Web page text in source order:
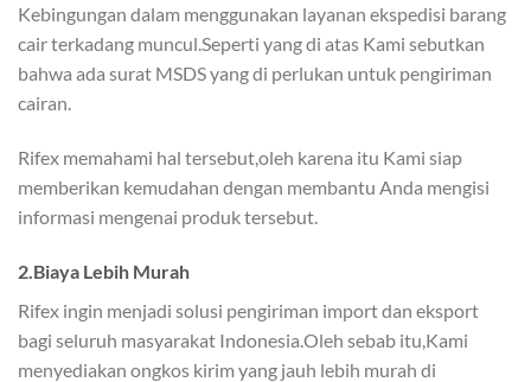
Kebingungan dalam menggunakan layanan ekspedisi barang
cair terkadang muncul.Seperti yang di atas Kami sebutkan
bahwa ada surat MSDS yang di perlukan untuk pengiriman
cairan.
Rifex memahami hal tersebut,oleh karena itu Kami siap
memberikan kemudahan dengan membantu Anda mengisi
informasi mengenai produk tersebut.
2.Biaya Lebih Murah
Rifex ingin menjadi solusi pengiriman import dan eksport
bagi seluruh masyarakat Indonesia.Oleh sebab itu,Kami
menyediakan ongkos kirim yang jauh lebih murah di